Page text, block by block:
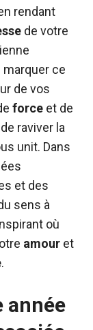
rendant
de votre
marquer ce
de vos
force et de
raviver la
unit. Dans
et des
sens à
où
amour et
.
année